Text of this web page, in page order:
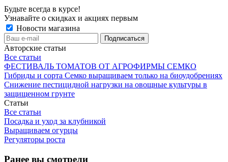
Будьте всегда в курсе!
Узнавайте о скидках и акциях первым
Новости магазина
Авторские статьи
Все статьи
ФЕСТИВАЛЬ ТОМАТОВ ОТ АГРОФИРМЫ СЕМКО
Гибриды и сорта Семко выращиваем только на биоудобрениях
Снижение пестицидной нагрузки на овощные культуры в
защищенном грунте
Статьи
Все статьи
Посадка и уход за клубникой
Выращиваем огурцы
Регуляторы роста
Ранее вы смотрели